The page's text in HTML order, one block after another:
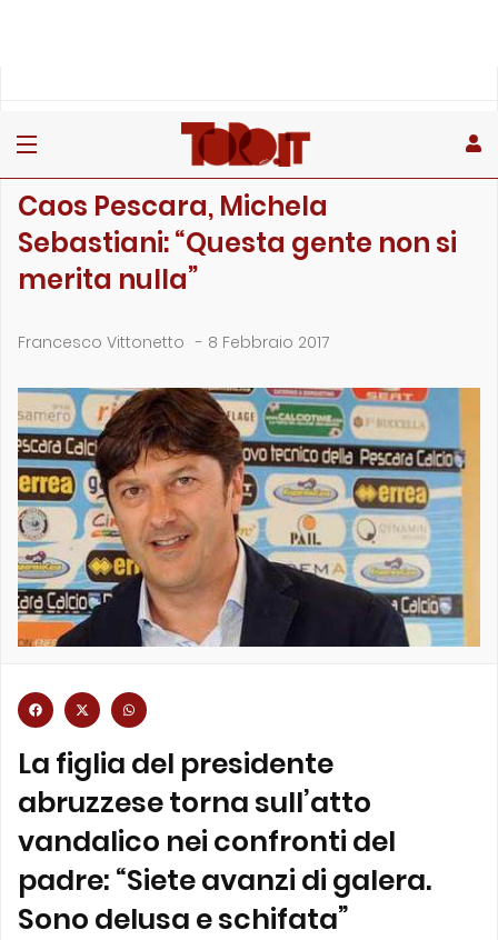
Caos Pescara, Michela
Sebastiani: “Questa gente non si
merita nulla”
Francesco Vittonetto - 8 Febbraio 2017
La figlia del presidente
abruzzese torna sull’atto
vandalico nei confronti del
padre: “Siete avanzi di galera.
Sono delusa e schifata”